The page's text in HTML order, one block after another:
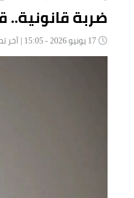
ضربة قانونية..